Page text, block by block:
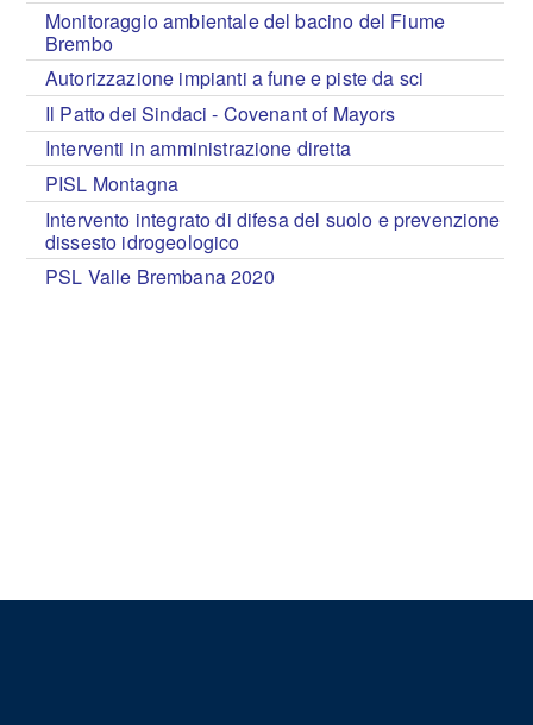
Monitoraggio ambientale del bacino del Fiume
Brembo
Autorizzazione impianti a fune e piste da sci
Il Patto dei Sindaci - Covenant of Mayors
Interventi in amministrazione diretta
PISL Montagna
Intervento integrato di difesa del suolo e prevenzione
dissesto idrogeologico
PSL Valle Brembana 2020